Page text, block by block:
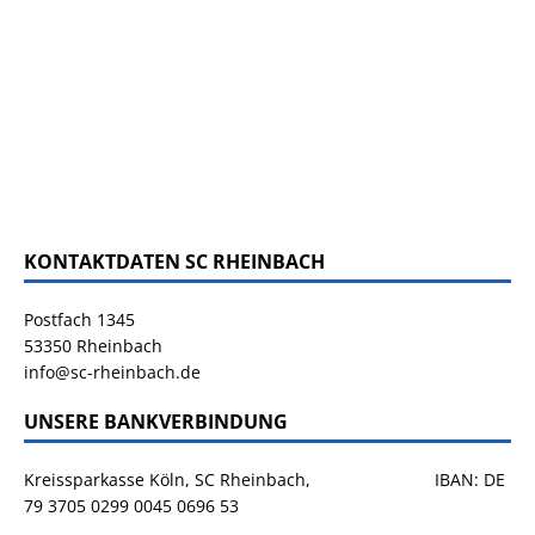
KONTAKTDATEN SC RHEINBACH
Postfach 1345
53350 Rheinbach
info@sc-rheinbach.de
UNSERE BANKVERBINDUNG
Kreissparkasse Köln, SC Rheinbach, IBAN: DE
79 3705 0299 0045 0696 53